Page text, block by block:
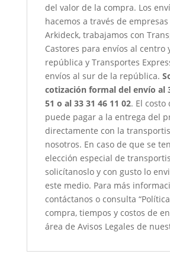
del valor de la compra. Los
hacemos a través de
Arkideck, trabajamos con
Castores para envíos al centro
república y Transportes
envíos al sur de la república.
cotización formal del envío al
51 o al 33 31 46 11 02. El costo
puede pagar a la entrega del
directamente con la
nosotros. En caso de que se
elección especial de
solicítanoslo y con gusto lo
este medio. Para más
contáctanos o consulta
compra, tiempos y costos de
área de Avisos Legales de